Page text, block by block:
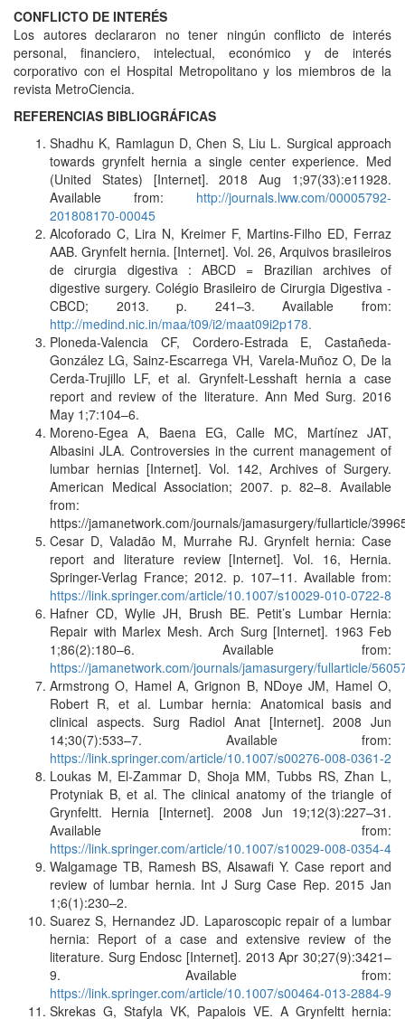
CONFLICTO DE INTERÉS
Los autores declararon no tener ningún conflicto de interés
personal, financiero, intelectual, económico y de interés
corporativo con el Hospital Metropolitano y los miembros de la
revista MetroCiencia.
REFERENCIAS BIBLIOGRÁFICAS
Shadhu K, Ramlagun D, Chen S, Liu L. Surgical approach
towards grynfelt hernia a single center experience. Med
(United States) [Internet]. 2018 Aug 1;97(33):e11928.
Available from: http://journals.lww.com/00005792-
201808170-00045
Alcoforado C, Lira N, Kreimer F, Martins-Filho ED, Ferraz
AAB. Grynfelt hernia. [Internet]. Vol. 26, Arquivos brasileiros
de cirurgia digestiva : ABCD = Brazilian archives of
digestive surgery. Colégio Brasileiro de Cirurgia Digestiva -
CBCD; 2013. p. 241–3. Available from:
http://medind.nic.in/maa/t09/i2/maat09i2p178.
Ploneda-Valencia CF, Cordero-Estrada E, Castañeda-
González LG, Sainz-Escarrega VH, Varela-Muñoz O, De la
Cerda-Trujillo LF, et al. Grynfelt-Lesshaft hernia a case
report and review of the literature. Ann Med Surg. 2016
May 1;7:104–6.
Moreno-Egea A, Baena EG, Calle MC, Martínez JAT,
Albasini JLA. Controversies in the current management of
lumbar hernias [Internet]. Vol. 142, Archives of Surgery.
American Medical Association; 2007. p. 82–8. Available
from:
https://jamanetwork.com/journals/jamasurgery/fullarticle/
Cesar D, Valadão M, Murrahe RJ. Grynfelt hernia: Case
report and literature review [Internet]. Vol. 16, Hernia.
Springer-Verlag France; 2012. p. 107–11. Available from:
https://link.springer.com/article/10.1007/s10029-010-0722-8
Hafner CD, Wylie JH, Brush BE. Petit’s Lumbar Hernia:
Repair with Marlex Mesh. Arch Surg [Internet]. 1963 Feb
1;86(2):180–6. Available from:
https://jamanetwork.com/journals/jamasurgery/fullarticle/
Armstrong O, Hamel A, Grignon B, NDoye JM, Hamel O,
Robert R, et al. Lumbar hernia: Anatomical basis and
clinical aspects. Surg Radiol Anat [Internet]. 2008 Jun
14;30(7):533–7. Available from:
https://link.springer.com/article/10.1007/s00276-008-0361-2
Loukas M, El-Zammar D, Shoja MM, Tubbs RS, Zhan L,
Protyniak B, et al. The clinical anatomy of the triangle of
Grynfeltt. Hernia [Internet]. 2008 Jun 19;12(3):227–31.
Available from:
https://link.springer.com/article/10.1007/s10029-008-0354-4
Walgamage TB, Ramesh BS, Alsawafi Y. Case report and
review of lumbar hernia. Int J Surg Case Rep. 2015 Jan
1;6(1):230–2.
Suarez S, Hernandez JD. Laparoscopic repair of a lumbar
hernia: Report of a case and extensive review of the
literature. Surg Endosc [Internet]. 2013 Apr 30;27(9):3421–
9. Available from:
https://link.springer.com/article/10.1007/s00464-013-2884-9
Skrekas G, Stafyla VK, Papalois VE. A Grynfeltt hernia: